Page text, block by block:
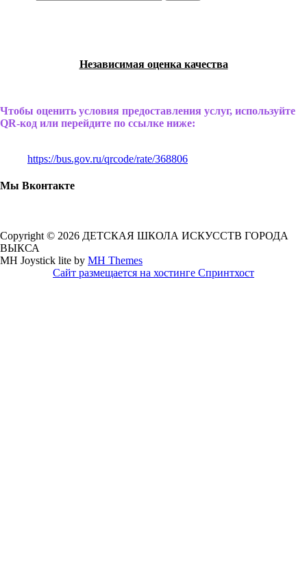
Независимая оценка качества
Чтобы оценить условия предоставления услуг, используйте
QR-код или перейдите по ссылке ниже:
https://bus.gov.ru/qrcode/rate/368806
Мы Вконтакте
Copyright © 2026 ДЕТСКАЯ ШКОЛА ИСКУССТВ ГОРОДА
ВЫКСА
MH Joystick lite by MH Themes
Сайт размещается на хостинге Спринтхост